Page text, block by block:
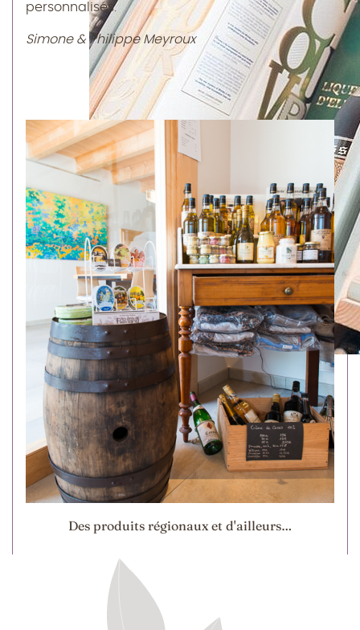
personnalisés.
Simone & Philippe Meyroux
Des produits régionaux et d'ailleurs…